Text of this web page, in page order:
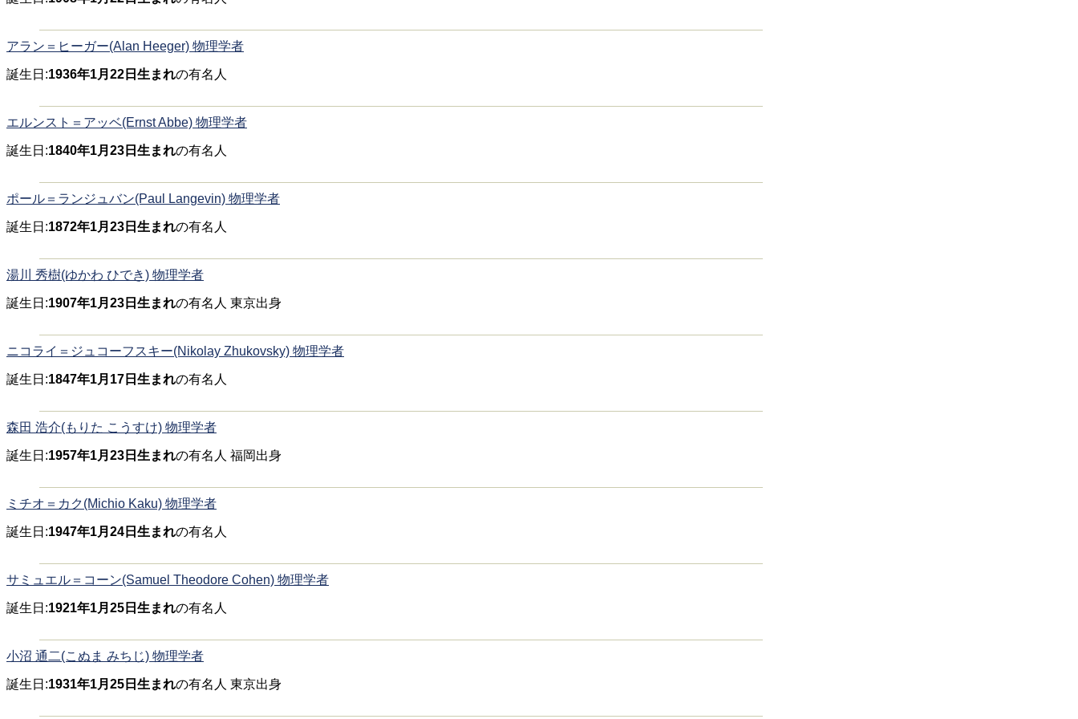
アラン＝ヒーガー(Alan Heeger) 物理学者
誕生日:1936年1月22日生まれの有名人
エルンスト＝アッベ(Ernst Abbe) 物理学者
誕生日:1840年1月23日生まれの有名人
ポール＝ランジュバン(Paul Langevin) 物理学者
誕生日:1872年1月23日生まれの有名人
湯川 秀樹(ゆかわ ひでき) 物理学者
誕生日:1907年1月23日生まれの有名人 東京出身
ニコライ＝ジュコーフスキー(Nikolay Zhukovsky) 物理学者
誕生日:1847年1月17日生まれの有名人
森田 浩介(もりた こうすけ) 物理学者
誕生日:1957年1月23日生まれの有名人 福岡出身
ミチオ＝カク(Michio Kaku) 物理学者
誕生日:1947年1月24日生まれの有名人
サミュエル＝コーン(Samuel Theodore Cohen) 物理学者
誕生日:1921年1月25日生まれの有名人
小沼 通二(こぬま みちじ) 物理学者
誕生日:1931年1月25日生まれの有名人 東京出身